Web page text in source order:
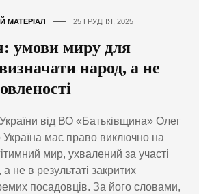
МАТЕРІАЛ 25 ГРУДНЯ, 2025
умови миру для
народ, а не
від ВО «Батьківщина» Олег
має право виключно на
мир, ухвалений за участі
а не в результаті закритих
посадовців. За його словами,